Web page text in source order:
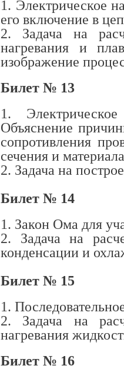
1. Электрическое
его включение в
2. Задача на
нагревания и
изображение
Билет № 13
1.
Объяснение
сопротивления
сечения и
2. Задача на
Билет № 14
1. Закон Ома для
2. Задача на
конденсации и
Билет № 15
1.
2. Задача на
нагревания
Билет № 16